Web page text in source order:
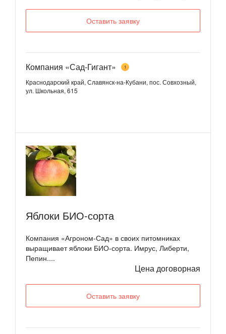
Оставить заявку
Компания «Сад-Гигант» 1
Краснодарский край, Славянск-на-Кубани, пос. Совхозный,
ул. Школьная, 615
Яблоки БИО-сорта
Компания «Агроном-Сад» в своих питомниках
выращивает яблоки БИО-сорта. Имрус, Либерти,
Пепин....
Цена договорная
Оставить заявку